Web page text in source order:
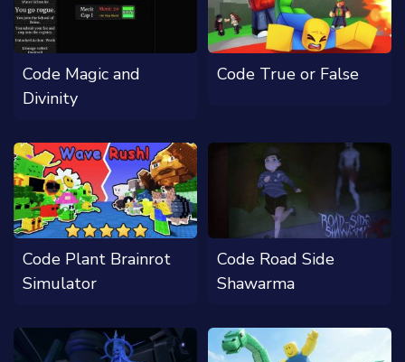
Code Magic and
Divinity
Code True or False
Code Plant Brainrot
Simulator
Code Road Side
Shawarma